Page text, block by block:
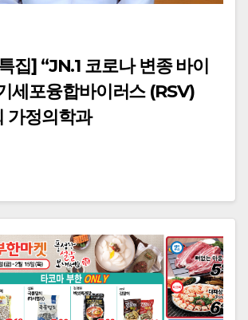
집] “JN.1 코로나 변종 바이
세포융합바이러스 (RSV)
가정의학과